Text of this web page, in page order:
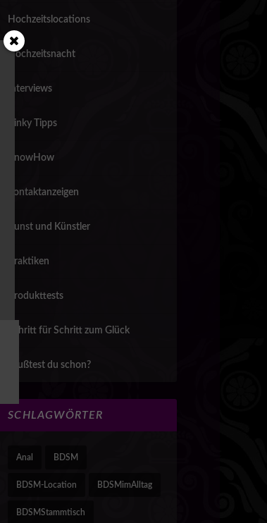
Hochzeitslocations
Hochzeitsnacht
Interviews
Kinky Tipps
KnowHow
Kontaktanzeigen
Kunst und Künstler
Praktiken
Produkttests
Schritt für Schritt zum Glück
Wußtest du schon?
SCHLAGWÖRTER
Anal BDSM
BDSM-Location BDSMimAlltag
BDSMStammtisch